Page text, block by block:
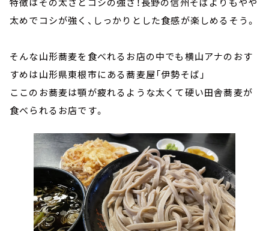
太めでコシが強く、しっかりとした食感が楽しめるそう。
そんな山形蕎麦を食べれるお店の中でも横山アナのおす
すめは山形県東根市にある蕎麦屋「伊勢そば」
ここのお蕎麦は顎が疲れるような太くて硬い田舎蕎麦が
食べられるお店です。